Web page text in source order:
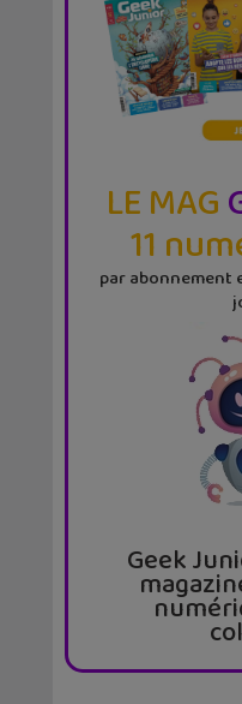
LE MAG
11
par abonnement
Geek